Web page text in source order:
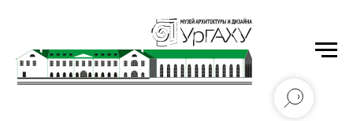
Уральский государственный архитектурно-
художественный университет имени Н.С. Алфёрова